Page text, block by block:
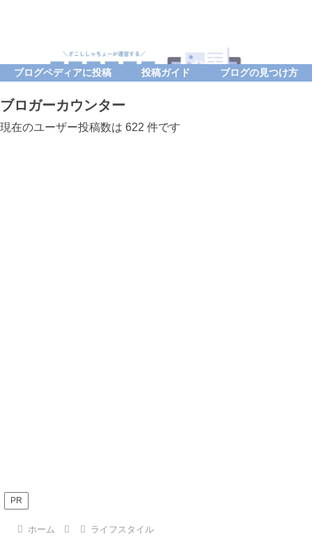
ブログペディアに投稿 投稿ガイド ブログの見つけ方
ブロガーカウンター
現在のユーザー投稿数は 622 件です
PR
ホーム ライフスタイル